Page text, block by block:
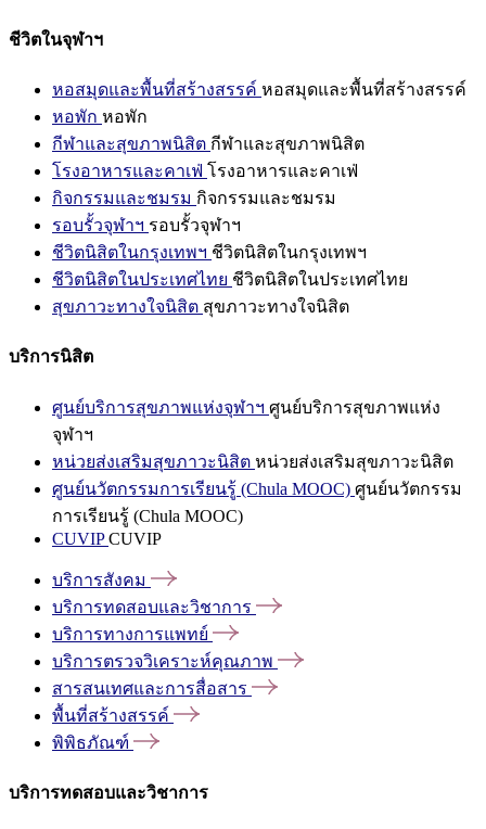
ชีวิตในจุฬาฯ
หอสมุดและพื้นที่สร้างสรรค์ หอสมุดและพื้นที่สร้างสรรค์
หอพัก หอพัก
กีฬาและสุขภาพนิสิต กีฬาและสุขภาพนิสิต
โรงอาหารและคาเฟ่ โรงอาหารและคาเฟ่
กิจกรรมและชมรม กิจกรรมและชมรม
รอบรั้วจุฬาฯ รอบรั้วจุฬาฯ
ชีวิตนิสิตในกรุงเทพฯ ชีวิตนิสิตในกรุงเทพฯ
ชีวิตนิสิตในประเทศไทย ชีวิตนิสิตในประเทศไทย
สุขภาวะทางใจนิสิต สุขภาวะทางใจนิสิต
บริการนิสิต
ศูนย์บริการสุขภาพแห่งจุฬาฯ ศูนย์บริการสุขภาพแห่ง
จุฬาฯ
หน่วยส่งเสริมสุขภาวะนิสิต หน่วยส่งเสริมสุขภาวะนิสิต
ศูนย์นวัตกรรมการเรียนรู้ (Chula MOOC) ศูนย์นวัตกรรม
การเรียนรู้ (Chula MOOC)
CUVIPCUVIP
บริการสังคม
บริการทดสอบและวิชาการ
บริการทางการแพทย์
บริการตรวจวิเคราะห์คุณภาพ
สารสนเทศและการสื่อสาร
พื้นที่สร้างสรรค์
พิพิธภัณฑ์
บริการทดสอบและวิชาการ